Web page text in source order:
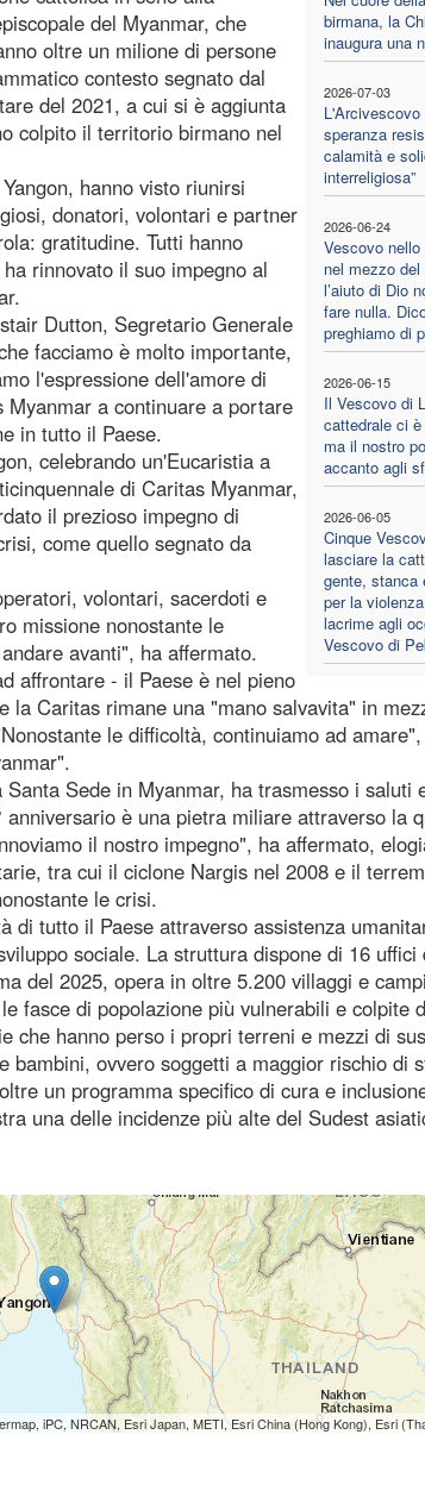
birmana, la
inaugura una
2026-07-03
L'Arcivescovo
speranza
calamità e
interreligiosa”
2026-06-24
Vescovo
nel mezzo
l’aiuto di Dio
fare nulla.
preghiamo di
2026-06-15
Il Vescovo di
cattedrale ci
ma il nostro
accanto agli
2026-06-05
Cinque
lasciare la
gente, stanca
per la
lacrime agli
Vescovo di
del Myanmar, che
oltre un milione di persone
contesto segnato dal
del 2021, a cui si è aggiunta
colpito il territorio birmano nel
hanno visto riunirsi
donatori, volontari e partner
gratitudine. Tutti hanno
rinnovato il suo impegno al
Dutton, Segretario Generale
facciamo è molto importante,
l'espressione dell'amore di
a continuare a portare
in tutto il Paese.
celebrando un'Eucaristia a
di Caritas Myanmar,
il prezioso impegno di
come quello segnato da
volontari, sacerdoti e
missione nonostante le
avanti", ha affermato.
affrontare - il Paese è nel pieno
Caritas rimane una "mano salvavita" in
le difficoltà, continuiamo ad
Sede in Myanmar, ha trasmesso i saluti
è una pietra miliare attraverso la
il nostro impegno", ha affermato,
tra cui il ciclone Nargis nel 2008 e il
le crisi.
di tutto il Paese attraverso assistenza
sociale. La struttura dispone di 16 uffici
del 2025, opera in oltre 5.200 villaggi e
fasce di popolazione più vulnerabili e colpite
hanno perso i propri terreni e mezzi di
bambini, ovvero soggetti a maggior rischio di
un programma specifico di cura e
una delle incidenze più alte del Sudest
iPC, NRCAN, Esri Japan, METI, Esri China (Hong Kong), Esri